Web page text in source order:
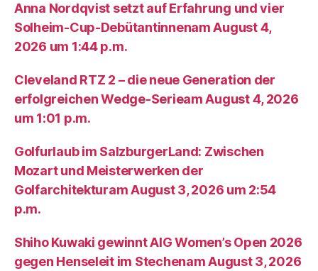
Anna Nordqvist setzt auf Erfahrung und vier
Solheim-Cup-Debütantinnenam August 4,
2026 um 1:44 p.m.
Cleveland RTZ 2 – die neue Generation der
erfolgreichen Wedge-Serieam August 4, 2026
um 1:01 p.m.
Golfurlaub im SalzburgerLand: Zwischen
Mozart und Meisterwerken der
Golfarchitekturam August 3, 2026 um 2:54
p.m.
Shiho Kuwaki gewinnt AIG Women’s Open 2026
gegen Henseleit im Stechenam August 3, 2026